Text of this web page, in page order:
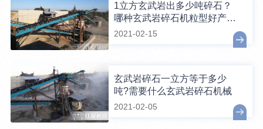
1立方玄武岩出多少吨碎石？
哪种玄武岩碎石机粒型好产量
高？
2021-02-15
玄武岩碎石一立方等于多少
吨?需要什么玄武岩碎石机械
2021-02-05